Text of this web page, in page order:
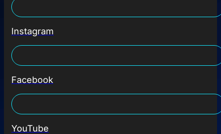
Instagram
Facebook
YouTube